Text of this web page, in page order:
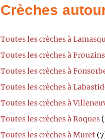
Crèches
Toutes les crèches à
Toutes les crèches à Frouzins
Toutes les crèches à
Toutes les crèches à
Toutes les crèches à
Toutes les crèches à Roques
Toutes les crèches à Muret